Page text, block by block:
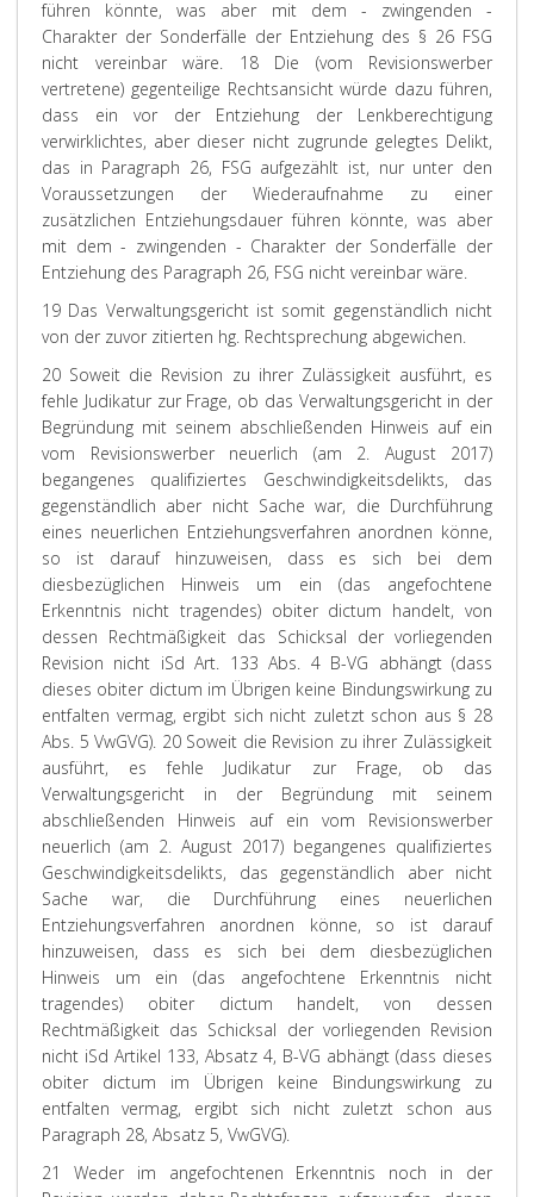
führen könnte, was aber mit dem - zwingenden -
Charakter der Sonderfälle der Entziehung des § 26 FSG
nicht vereinbar wäre. 18 Die (vom Revisionswerber
vertretene) gegenteilige Rechtsansicht würde dazu führen,
dass ein vor der Entziehung der Lenkberechtigung
verwirklichtes, aber dieser nicht zugrunde gelegtes Delikt,
das in Paragraph 26, FSG aufgezählt ist, nur unter den
Voraussetzungen der Wiederaufnahme zu einer
zusätzlichen Entziehungsdauer führen könnte, was aber
mit dem - zwingenden - Charakter der Sonderfälle der
Entziehung des Paragraph 26, FSG nicht vereinbar wäre.
19 Das Verwaltungsgericht ist somit gegenständlich nicht
von der zuvor zitierten hg. Rechtsprechung abgewichen.
20 Soweit die Revision zu ihrer Zulässigkeit ausführt, es
fehle Judikatur zur Frage, ob das Verwaltungsgericht in der
Begründung mit seinem abschließenden Hinweis auf ein
vom Revisionswerber neuerlich (am 2. August 2017)
begangenes qualifiziertes Geschwindigkeitsdelikts, das
gegenständlich aber nicht Sache war, die Durchführung
eines neuerlichen Entziehungsverfahren anordnen könne,
so ist darauf hinzuweisen, dass es sich bei dem
diesbezüglichen Hinweis um ein (das angefochtene
Erkenntnis nicht tragendes) obiter dictum handelt, von
dessen Rechtmäßigkeit das Schicksal der vorliegenden
Revision nicht iSd Art. 133 Abs. 4 B-VG abhängt (dass
dieses obiter dictum im Übrigen keine Bindungswirkung zu
entfalten vermag, ergibt sich nicht zuletzt schon aus § 28
Abs. 5 VwGVG). 20 Soweit die Revision zu ihrer Zulässigkeit
ausführt, es fehle Judikatur zur Frage, ob das
Verwaltungsgericht in der Begründung mit seinem
abschließenden Hinweis auf ein vom Revisionswerber
neuerlich (am 2. August 2017) begangenes qualifiziertes
Geschwindigkeitsdelikts, das gegenständlich aber nicht
Sache war, die Durchführung eines neuerlichen
Entziehungsverfahren anordnen könne, so ist darauf
hinzuweisen, dass es sich bei dem diesbezüglichen
Hinweis um ein (das angefochtene Erkenntnis nicht
tragendes) obiter dictum handelt, von dessen
Rechtmäßigkeit das Schicksal der vorliegenden Revision
nicht iSd Artikel 133, Absatz 4, B-VG abhängt (dass dieses
obiter dictum im Übrigen keine Bindungswirkung zu
entfalten vermag, ergibt sich nicht zuletzt schon aus
Paragraph 28, Absatz 5, VwGVG).
21 Weder im angefochtenen Erkenntnis noch in der